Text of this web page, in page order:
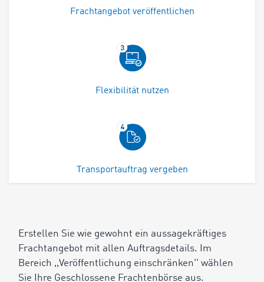
Frachtangebot veröffentlichen
Flexibilität nutzen
Transportauftrag vergeben
Erstellen Sie wie gewohnt ein aussagekräftiges
Frachtangebot mit allen Auftragsdetails. Im
Bereich ,,Veröffentlichung einschränken'' wählen
Sie Ihre Geschlossene Frachtenbörse aus.